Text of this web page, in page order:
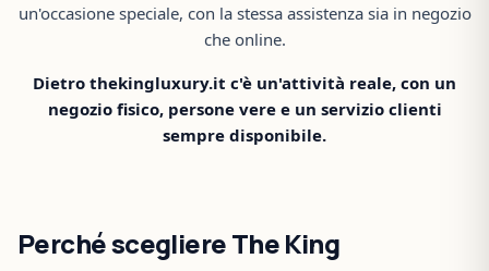
un'occasione speciale, con la stessa assistenza sia in negozio
che online.
Dietro thekingluxury.it c'è un'attività reale, con un
negozio fisico, persone vere e un servizio clienti
sempre disponibile.
Perché scegliere The King